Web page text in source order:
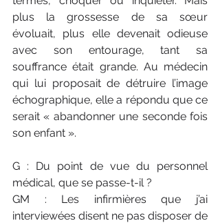
plus la grossesse de sa sœur
évoluait, plus elle devenait odieuse
avec son entourage, tant sa
souffrance était grande. Au médecin
qui lui proposait de détruire l’image
échographique, elle a répondu que ce
serait « abandonner une seconde fois
son enfant ».
G : Du point de vue du personnel
médical, que se passe-t-il ?
GM : Les infirmières que j’ai
interviewées disent ne pas disposer de